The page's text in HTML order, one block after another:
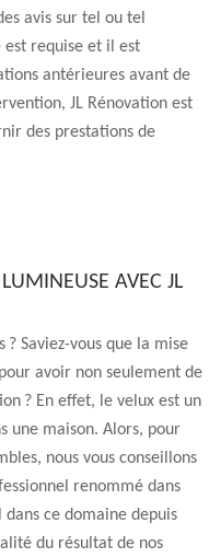
avis sur tel ou tel
requise et il est
antérieures avant de
JL Rénovation est
des prestations de
AVEC JL
? Saviez-vous que la mise
avoir non seulement de
? En effet, le velux est un
une maison. Alors, pour
nous vous conseillons
renommé dans
dans ce domaine depuis
du résultat de nos